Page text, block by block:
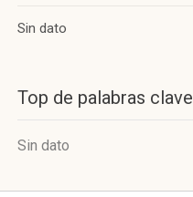
Sin dato
Top de palabras clave
Sin dato